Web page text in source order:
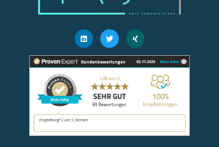
LinkedinTwitterXing